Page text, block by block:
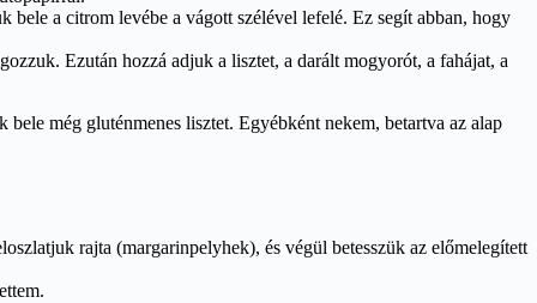
a citrom levébe a vágott szélével lefelé. Ez segít abban, hogy
Ezután hozzá adjuk a lisztet, a darált mogyorót, a fahájat, a
még gluténmenes lisztet. Egyébként nekem, betartva az alap
rajta (margarinpelyhek), és végül betesszük az előmelegített